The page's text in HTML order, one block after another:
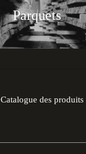
Parquets
Catalogue des produits